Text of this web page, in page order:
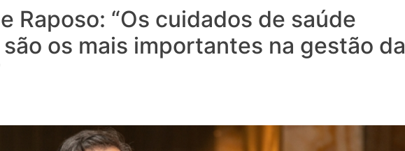
Raposo: “Os cuidados de saúde
os mais importantes na gestão da